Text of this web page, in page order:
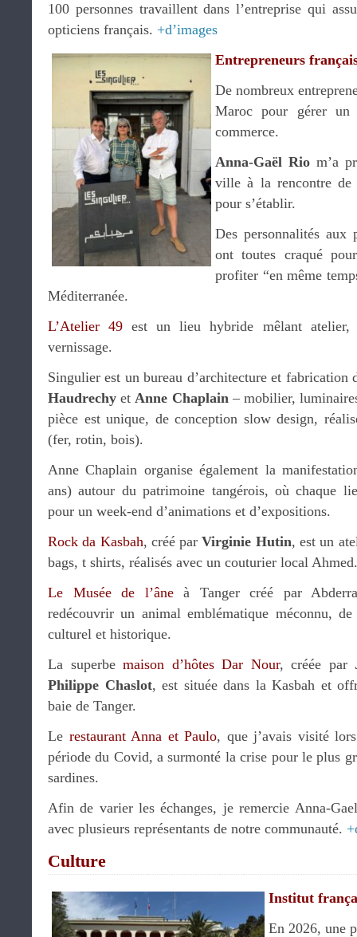
100 personnes travaillent dans l’entreprise qui
opticiens français. +d’images
Entrepreneurs
De nombreux
Maroc pour gérer
commerce.
Anna-Gaël Riom’a
ville à la rencontre de
pour s’établir.
Des personnalités aux
ont toutes craqué
profiter “en même
Méditerranée.
L’Atelier 49 est un lieu hybride mêlant atelier,
vernissage.
Singulier est un bureau d’architecture et fabrication
Haudrechy etAnne Chaplain– mobilier,
pièce est unique, de conception slow design,
(fer, rotin, bois).
Anne Chaplain organise également la
ans) autour du patrimoine tangérois, où chaque
pour un week-end d’animations et d’expositions.
Rock da Kasbah, créé parVirginie Hutin, est un
bags, t shirts, réalisés avec un couturier local Ahmed.
Le Musée de l’âneà Tanger créé par
redécouvrir un animal emblématique méconnu,
culturel et historique.
La superbemaison d’hôtes Dar Nour, créée par
Philippe Chaslot, est située dans la Kasbah et
baie de Tanger.
Le restaurant Anna et Paulo, que j’avais visité
période du Covid, a surmonté la crise pour le plus
sardines.
Afin de varier les échanges, je remercie Anna-
avec plusieurs représentants de notre communauté.
Culture
Institut
En 2026, une